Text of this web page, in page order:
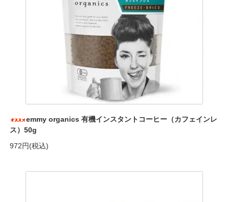
emmy organics 有機インスタントコーヒー（カフェインレ
ス）50g
972円(税込)